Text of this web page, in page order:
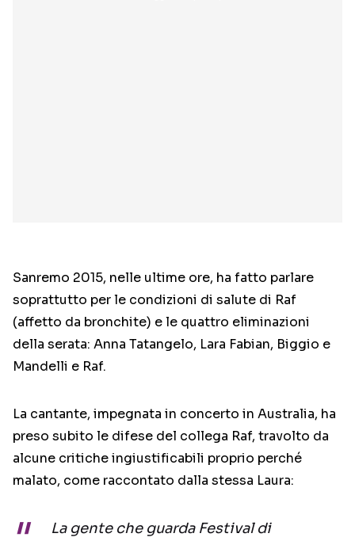
Sanremo 2015, nelle ultime ore, ha fatto parlare
soprattutto per le condizioni di salute di Raf
(affetto da bronchite) e le quattro eliminazioni
della serata: Anna Tatangelo, Lara Fabian, Biggio e
Mandelli e Raf.
La cantante, impegnata in concerto in Australia, ha
preso subito le difese del collega Raf, travolto da
alcune critiche ingiustificabili proprio perché
malato, come raccontato dalla stessa Laura:
La gente che guarda Festival di